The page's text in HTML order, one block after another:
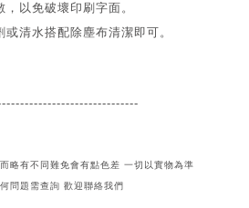
，以免破壞印刷字面。
清水搭配除塵布清潔即可。
略有不同難免會有點色差 一切以實物為準
問題需查詢 歡迎聯絡我們